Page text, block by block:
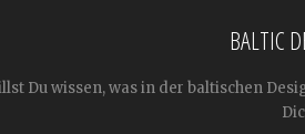
BALTIC
Du wissen, was in der baltischen